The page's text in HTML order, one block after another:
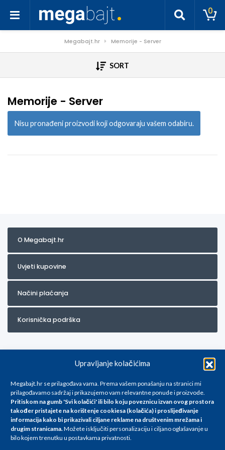
Upravljanje kolačićima
Megabajt.hr se prilagođava vama. Prema vašem ponašanju na stranici mi
prilagođavamo sadržaj i prikazujemo vam relevantne ponude i proizvode.
Pritiskom na gumb 'Svi kolačići' ili bilo koju poveznicu izvan ovog prostora
također pristajete na korištenje cookiesa (kolačića) i proslijeđivanje
informacija kako bi prikazivali ciljane reklame na društvenim mrežama i
drugim stranicama.Možete isključiti personalizaciju i ciljano oglašavanje u
bilo kojem trenutku u postavkama privatnosti.
0
Megabajt.hr Memorije - Server
SORT
Memorije - Server
Nisu pronađeni proizvodi koji odgovaraju vašem odabiru.
O Megabajt.hr
Uvjeti kupovine
Načini plaćanja
Korisnička podrška
Za artikle kojih trenutno nema u ponudi obratite nam se na
info@megabajt.hr. Sve cijene su informativnog karaktera i podložne su
promjenama, a
iskazane su za avansno plaćanje(gotovina) u Eurima i uključuju PDV. Sve